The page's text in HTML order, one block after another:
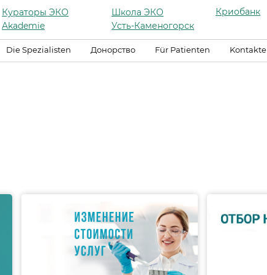
Кураторы ЭКО
Akademie
Школа ЭКО
Усть-Каменогорск
Криобанк
Die Spezialisten Донорство Für Patienten Kontakte